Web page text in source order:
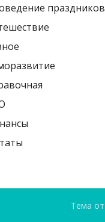
праздников
Тема от